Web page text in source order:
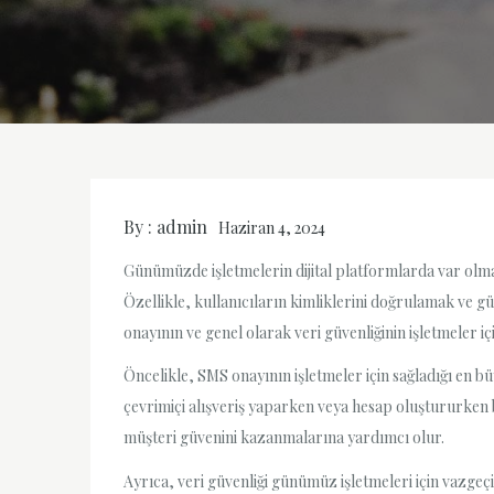
By : admin Haziran 4, 2024
Günümüzde işletmelerin dijital platformlarda var
Özellikle, kullanıcıların kimliklerini doğrulamak ve
onayının ve genel olarak veri güvenliğinin işletmeler
Öncelikle, SMS onayının işletmeler için sağladığı
çevrimiçi alışveriş yaparken veya hesap
müşteri güvenini kazanmalarına yardımcı olur.
Ayrıca, veri güvenliği günümüz işletmeleri için